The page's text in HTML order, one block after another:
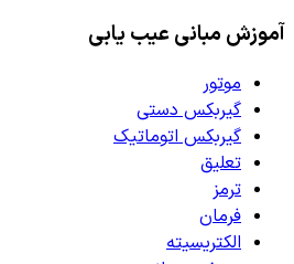
آموزش مبانی عیب یابی
موتور
گیربکس دستی
گیربکس اتوماتیک
تعلیق
ترمز
فرمان
الکتریسیته